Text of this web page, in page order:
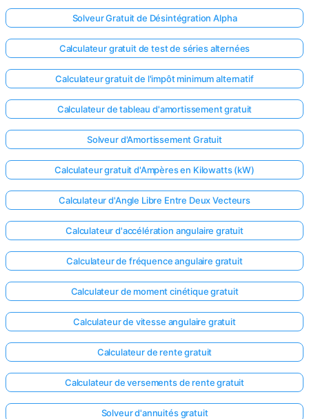
Solveur Gratuit de Désintégration Alpha
Calculateur gratuit de test de séries alternées
Calculateur gratuit de l'impôt minimum alternatif
Calculateur de tableau d'amortissement gratuit
Solveur d'Amortissement Gratuit
Calculateur gratuit d'Ampères en Kilowatts (kW)
Calculateur d'Angle Libre Entre Deux Vecteurs
Calculateur d'accélération angulaire gratuit
Calculateur de fréquence angulaire gratuit
Calculateur de moment cinétique gratuit
Calculateur de vitesse angulaire gratuit
Calculateur de rente gratuit
Calculateur de versements de rente gratuit
Solveur d'annuités gratuit